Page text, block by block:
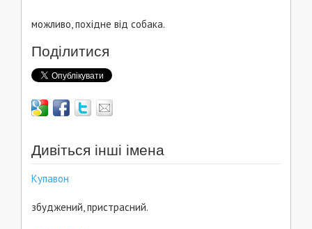
можливо, похідне від собака.
Поділитися
Дивіться інші імена
Купавон
збуджений, пристрасний.